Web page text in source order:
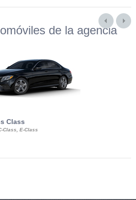
de la agencia
Class
Class, E-Class